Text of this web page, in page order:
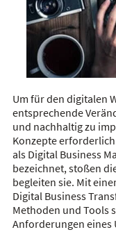
Um für den digitalen
entsprechende
und nachhaltig zu
Konzepte
als Digital Business
bezeichnet, stoßen
begleiten sie. Mit
Digital Business
Methoden und Tools
Anforderungen eines